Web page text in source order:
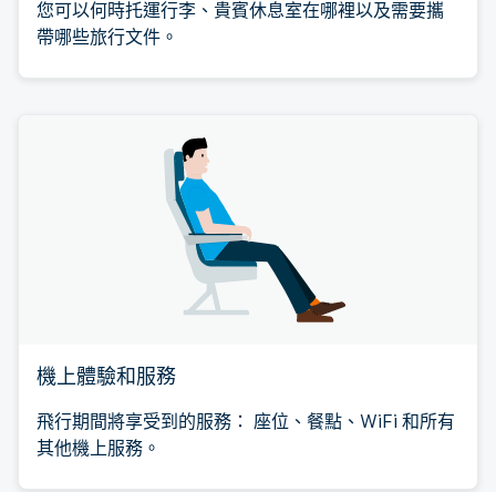
您可以何時托運行李、貴賓休息室在哪裡以及需要攜
帶哪些旅行文件。
機上體驗和服務
飛行期間將享受到的服務： 座位、餐點、WiFi 和所有
其他機上服務。